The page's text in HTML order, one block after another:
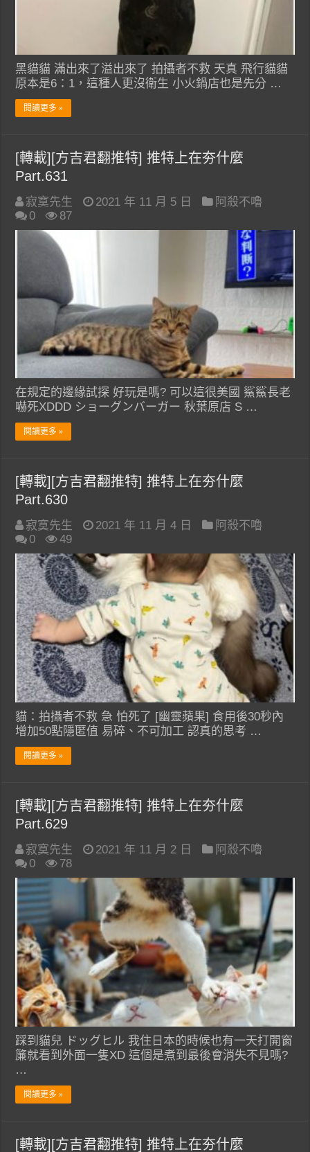
黑貓貓 滿出來了溢出來了 拍攝者不救 天真 飛行貓貓
原本是6：1，這種人更沒衛生 小火鍋店也是先分 …
閱讀更多 »
[轉載][方吉君翻推特] 推特上在夯什麼
Part.631
寂寞先生 2021 年 11 月 5 日
阿殺不嚕
0
87
在規定的邊緣試探 好玩是嗎? 可以這很美國 鯊鯊長老
嚇死XDDD ショーグンバーガー 秋葉原店 S …
閱讀更多 »
[轉載][方吉君翻推特] 推特上在夯什麼
Part.630
寂寞先生 2021 年 11 月 4 日
阿殺不嚕
0
49
貓：拍攝者不救 急 怕死了 [幽靈蘋果] 食用後30秒內
增加50點隱匿值 易碎、不可加工 認真的思考 …
閱讀更多 »
[轉載][方吉君翻推特] 推特上在夯什麼
Part.629
寂寞先生 2021 年 11 月 2 日
阿殺不嚕
0
78
踩到貓兒 ドッグヒル 我住日本的時候也有一天打開窗
簾就看到外面一隻XD 這個是煮到最後會消失不見嗎?
…
閱讀更多 »
[轉載][方吉君翻推特] 推特上在夯什麼